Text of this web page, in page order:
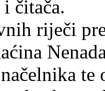
čitača.
riječi